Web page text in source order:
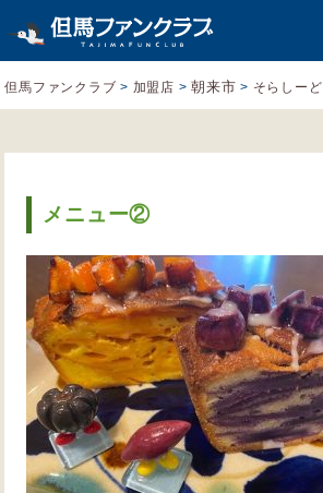
但馬ファンクラブ > 加盟店 >朝来市 > そらしーど
メニュー②